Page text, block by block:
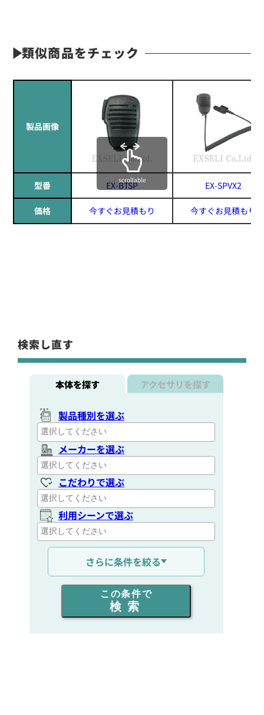
類似商品をチェック
製品画像
型番 EX-BTSP EX-SPVX2
価格 今すぐお見積もり 今すぐお見積もり
scrollable
検索し直す
本体を探す アクセサリを探す
製品種別を選ぶ
メーカーを選ぶ
こだわりで選ぶ
利用シーンで選ぶ
通信距離を選ぶ
出力を選ぶ
同時通話人数を選ぶ
さらに条件を絞る
この条件で
検索